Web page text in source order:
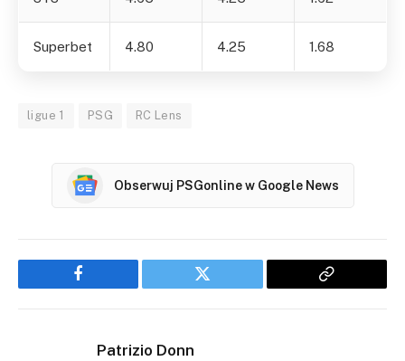
Superbet 4.80 4.25 1.68
ligue 1 PSG RC Lens
Obserwuj PSGonline w Google News
Facebook Twitter
Copy
Patrizio Donn